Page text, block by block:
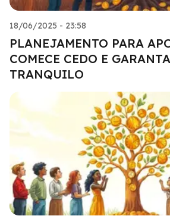
18/06/2025 - 23:58
PLANEJAMENTO PARA
COMECE CEDO E
TRANQUILO